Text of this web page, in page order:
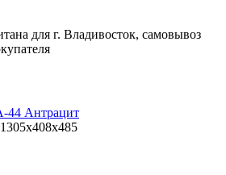
для г. Владивосток, самовывоз
44 Антрацит